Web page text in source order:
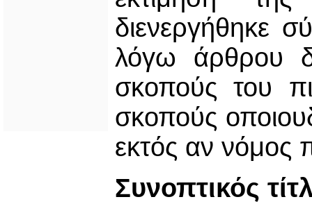
διενεργήθηκε
λόγω άρθρου
σκοπούς του
σκοπούς
εκτός αν νόμος
Συνοπτικός